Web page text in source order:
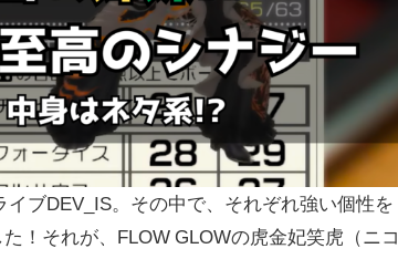
ブDEV_IS。その中で、それぞれ強い個性を
！それが、FLOW GLOWの虎金妃笑虎（ニコ